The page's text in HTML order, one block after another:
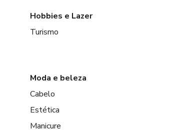
Hobbies e Lazer
Turismo
Moda e beleza
Cabelo
Estética
Manicure